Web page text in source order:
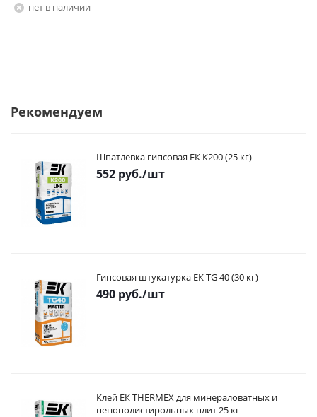
Нет в наличии
Рекомендуем
Шпатлевка гипсовая ЕК К200 (25 кг)
552 руб./шт
Гипсовая штукатурка ЕК TG 40 (30 кг)
490 руб./шт
Клей ЕК THERMEX для минераловатных и
пенополистирольных плит 25 кг